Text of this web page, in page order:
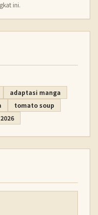
ini.
adaptasi manga
tomato soup